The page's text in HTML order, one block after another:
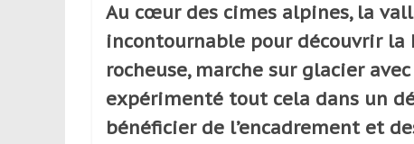
réguliers,
pratiquants,
passionnés
simples
spectateurs
Au cœur des cimes alpines, la
incontournable pour découvrir la
rocheuse, marche sur glacier
expérimenté tout cela dans un
bénéficier de l’encadrement et